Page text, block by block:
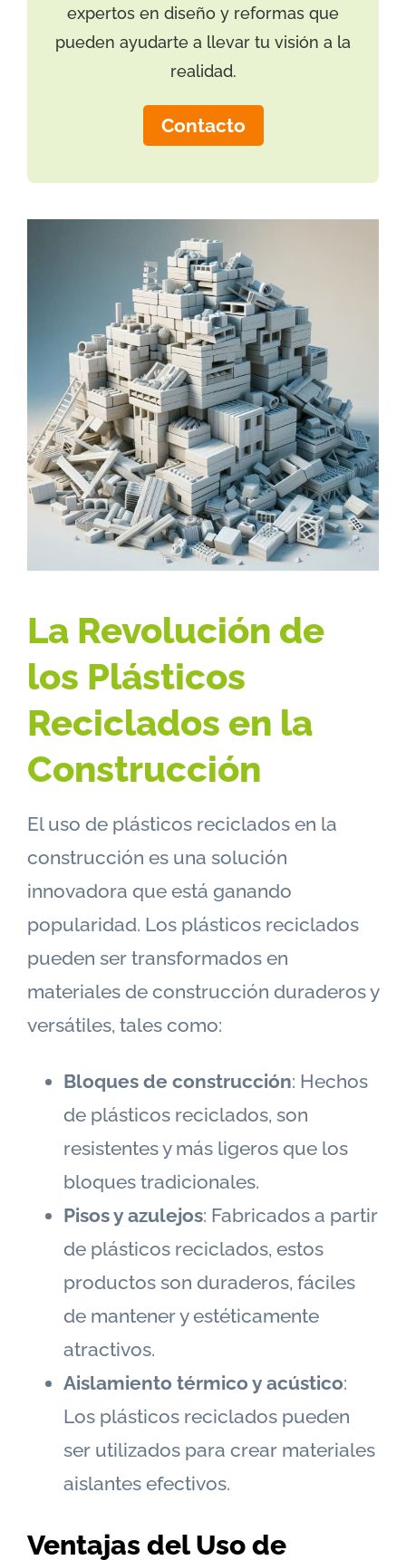
expertos en diseño y reformas que
pueden ayudarte a llevar tu visión a la
realidad.
Contacto
La Revolución de
los Plásticos
Reciclados en la
Construcción
El uso de plásticos reciclados en la
construcción es una solución
innovadora que está ganando
popularidad. Los plásticos reciclados
pueden ser transformados en
materiales de construcción duraderos y
versátiles, tales como:
Bloques de construcción: Hechos
de plásticos reciclados, son
resistentes y más ligeros que los
bloques tradicionales.
Pisos y azulejos: Fabricados a partir
de plásticos reciclados, estos
productos son duraderos, fáciles
de mantener y estéticamente
atractivos.
Aislamiento térmico y acústico:
Los plásticos reciclados pueden
ser utilizados para crear materiales
aislantes efectivos.
Ventajas del Uso de